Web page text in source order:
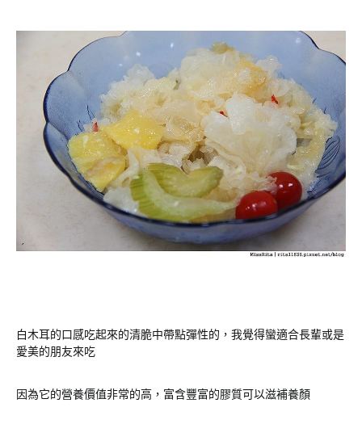
白木耳的口感吃起來的清脆中帶點彈性的，我覺得蠻適合長輩或是
愛美的朋友來吃
因為它的營養價值非常的高，富含豐富的膠質可以滋補養顏